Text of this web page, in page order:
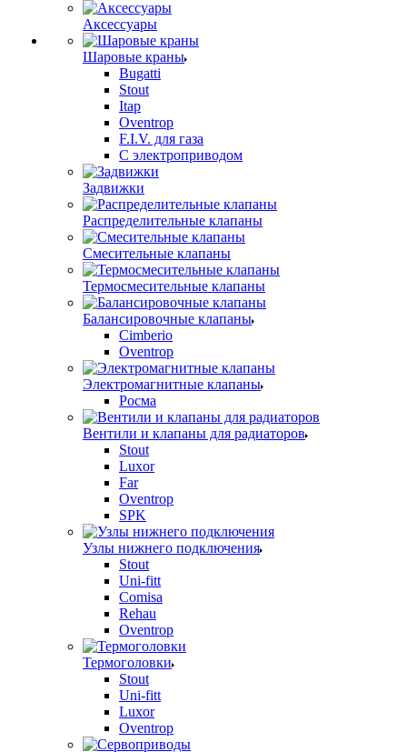
Аксессуары
Шаровые краны
Bugatti
Stout
Itap
Oventrop
F.I.V. для газа
С электроприводом
Задвижки
Распределительные клапаны
Cмесительные клапаны
Термосмесительные клапаны
Балансировочные клапаны
Cimberio
Oventrop
Электромагнитные клапаны
Росма
Вентили и клапаны для радиаторов
Stout
Luxor
Far
Oventrop
SPK
Узлы нижнего подключения
Stout
Uni-fitt
Comisa
Rehau
Oventrop
Термоголовки
Stout
Uni-fitt
Luxor
Oventrop